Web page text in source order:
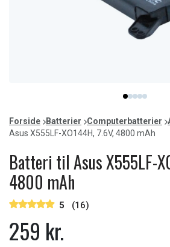
item
0
item
1
item
2
item
3
item
4
of
5
Forside Batterier Computerbatterier
Asus X555LF-XO144H, 7.6V, 4800 mAh
Batteri til Asus X555LF-
4800 mAh
5 (16)
259 kr.